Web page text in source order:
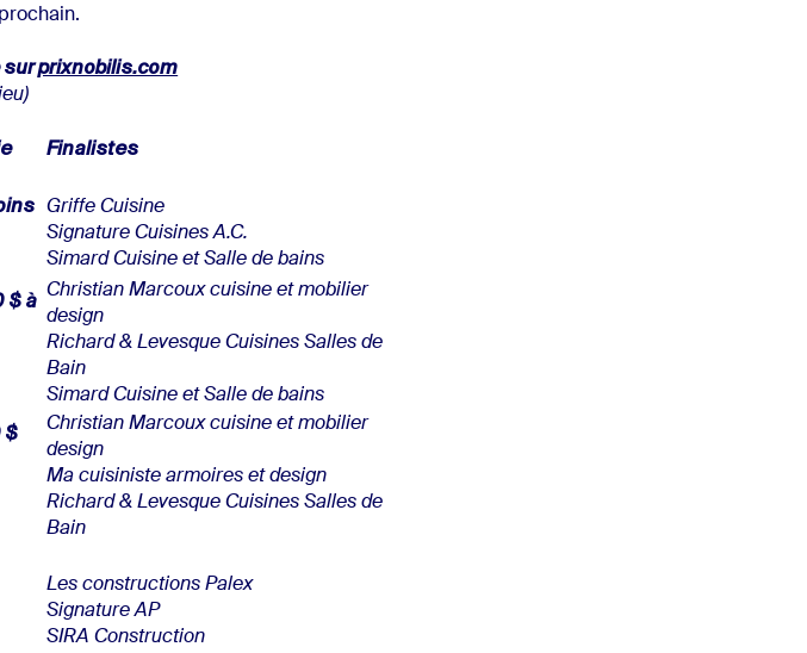
surprixnobilis.com
Finalistes
Griffe Cuisine
Signature Cuisines A.C.
Simard Cuisine et Salle de bains
$ à Christian Marcoux cuisine et mobilier
design
Richard & Levesque Cuisines Salles de
Bain
Simard Cuisine et Salle de bains
$
Christian Marcoux cuisine et mobilier
design
Ma cuisiniste armoires et design
Richard & Levesque Cuisines Salles de
Bain
Les constructions Palex
Signature AP
SIRA Construction